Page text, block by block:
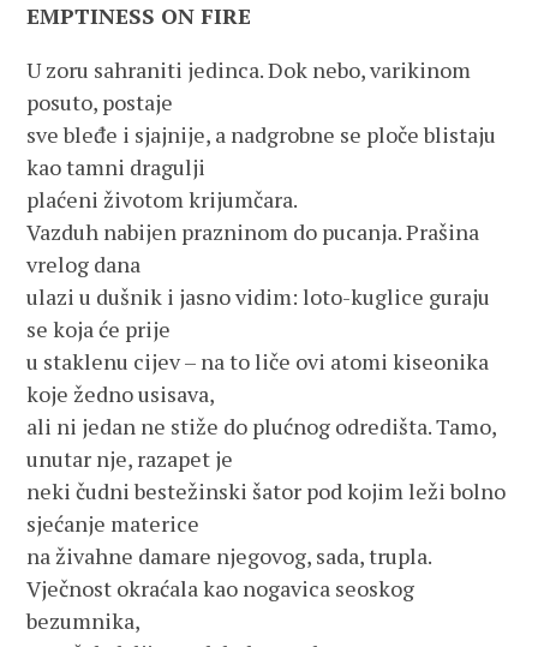
EMPTINESS ON FIRE
U zoru sahraniti jedinca. Dok nebo, varikinom
posuto, postaje
sve bleđe i sjajnije, a nadgrobne se ploče blistaju
kao tamni dragulji
plaćeni životom krijumčara.
Vazduh nabijen prazninom do pucanja. Prašina
vrelog dana
ulazi u dušnik i jasno vidim: loto-kuglice guraju
se koja će prije
u staklenu cijev – na to liče ovi atomi kiseonika
koje žedno usisava,
ali ni jedan ne stiže do plućnog odredišta. Tamo,
unutar nje, razapet je
neki čudni bestežinski šator pod kojim leži bolno
sjećanje materice
na živahne damare njegovog, sada, trupla.
Vječnost okraćala kao nogavica seoskog
bezumnika,